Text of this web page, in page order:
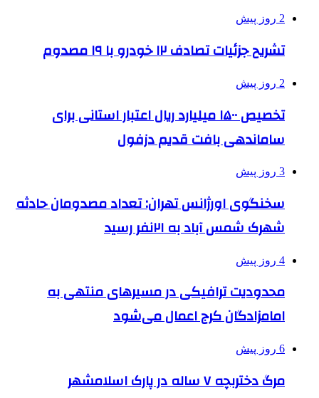
2 روز پیش
تشریح جزئیات تصادف ۱۲ خودرو با ۱۹ مصدوم
2 روز پیش
تخصیص ۱۵۰۰ میلیارد ریال اعتبار استانی برای
ساماندهی بافت قدیم دزفول
3 روز پیش
سخنگوی اورژانس تهران: تعداد مصدومان حادثه
شهرک شمس آباد به ۲۱نفر رسید
4 روز پیش
محدودیت ترافیکی در مسیرهای منتهی به
امامزادگان کرج اعمال می‌شود
6 روز پیش
مرگ دختربچه ۷ ساله در پارک اسلامشهر